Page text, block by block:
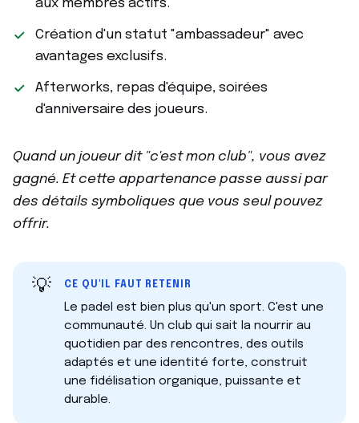
aux membres actifs.
Création d'un statut "ambassadeur" avec
avantages exclusifs.
Afterworks, repas d'équipe, soirées
d'anniversaire des joueurs.
Quand un joueur dit "c'est mon club", vous avez
gagné. Et cette appartenance passe aussi par
des détails symboliques que vous seul pouvez
offrir.
💡 CE QU'IL FAUT RETENIR
Le padel est bien plus qu'un sport. C'est une
communauté. Un club qui sait la nourrir au
quotidien par des rencontres, des outils
adaptés et une identité forte, construit
une fidélisation organique, puissante et
durable.